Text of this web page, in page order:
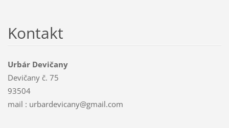
Kontakt
Urbár Devičany
Devičany č. 75
93504
mail : urbardevicany@gmail.com